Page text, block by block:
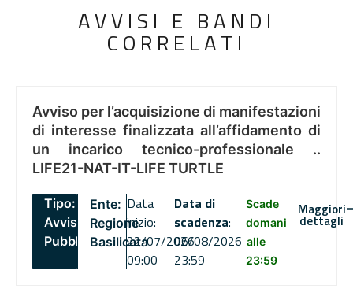
AVVISI E BANDI
CORRELATI
Avviso per l’acquisizione di manifestazioni
di interesse finalizzata all’affidamento di
un incarico tecnico-professionale ..
LIFE21-NAT-IT-LIFE TURTLE
Tipo:
Avviso
Pubblico
Ente:
Regione
Basilicata
Data
inizio:
22/07/2026
09:00
Data di
scadenza:
06/08/2026
23:59
Scade
domani
alle
23:59
Maggiori
dettagli